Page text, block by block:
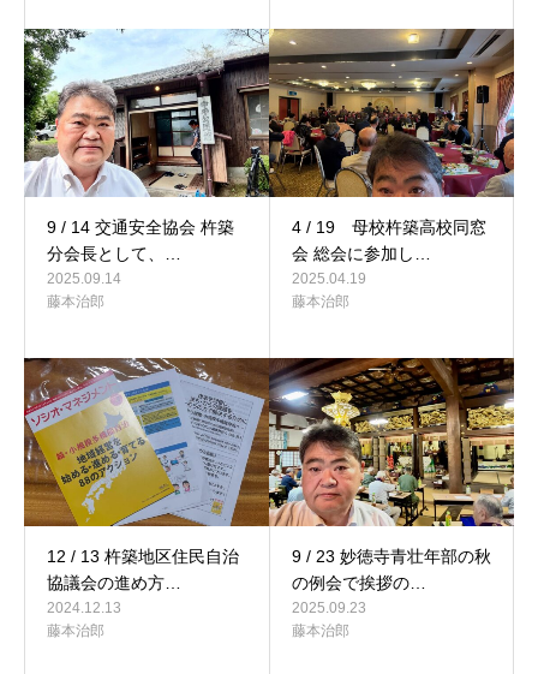
9 / 14 交通安全協会 杵築
分会長として、…
2025.09.14
藤本治郎
4 / 19 母校杵築高校同窓
会 総会に参加し…
2025.04.19
藤本治郎
12 / 13 杵築地区住民自治
協議会の進め方…
2024.12.13
藤本治郎
9 / 23 妙徳寺青壮年部の秋
の例会で挨拶の…
2025.09.23
藤本治郎